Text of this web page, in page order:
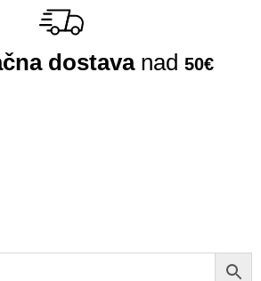
dostavanad 50€